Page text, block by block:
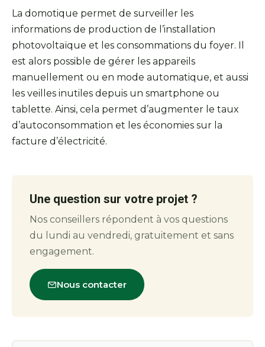
La domotique permet de surveiller les
informations de production de l’installation
photovoltaïque et les consommations du foyer. Il
est alors possible de gérer les appareils
manuellement ou en mode automatique, et aussi
les veilles inutiles depuis un smartphone ou
tablette. Ainsi, cela permet d’augmenter le taux
d’autoconsommation et les économies sur la
facture d’électricité.
Une question sur votre projet ?
Nos conseillers répondent à vos questions
du lundi au vendredi, gratuitement et sans
engagement.
Nous contacter